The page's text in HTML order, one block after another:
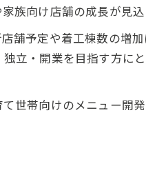
族向け店舗の成長が見込
舗予定や着工棟数の増
立・開業を目指す方に
世帯向けのメニュー開